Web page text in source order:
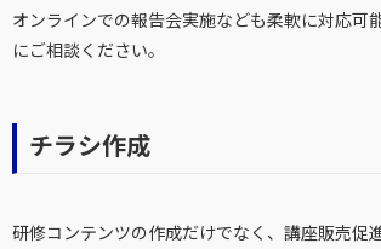
オンラインでの報告会実施なども柔軟に対応可
にご相談ください。
チラシ作成
研修コンテンツの作成だけでなく、講座販売促